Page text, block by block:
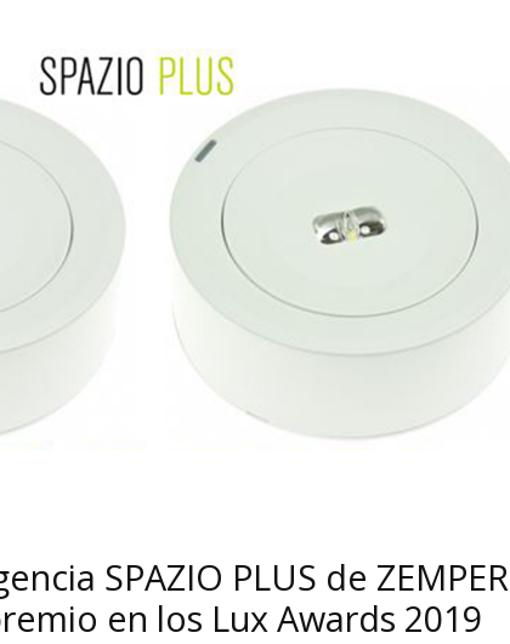
SPAZIO PLUS de ZEMPER
en los Lux Awards 2019